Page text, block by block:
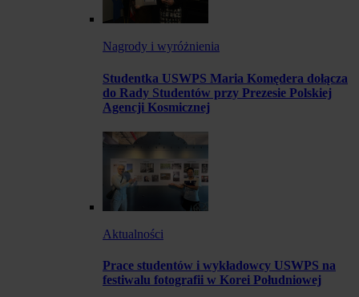
Nagrody i wyróżnienia
Studentka USWPS Maria Komędera dołącza
do Rady Studentów przy Prezesie Polskiej
Agencji Kosmicznej
Aktualności
Prace studentów i wykładowcy USWPS na
festiwalu fotografii w Korei Południowej